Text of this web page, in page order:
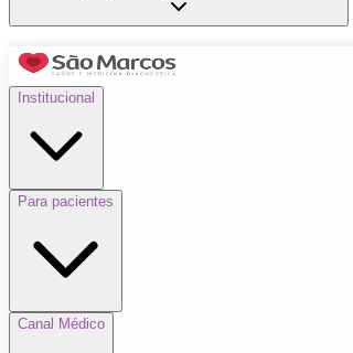
Institucional
Para pacientes
Canal Médico